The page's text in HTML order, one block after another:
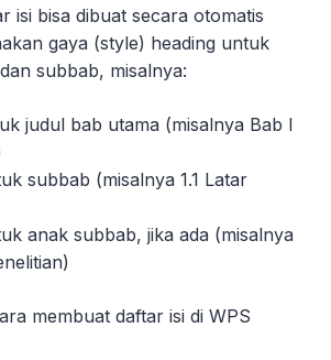
isi bisa dibuat secara otomatis
gaya (style) heading untuk
subbab, misalnya:
judul bab utama (misalnya Bab I
subbab (misalnya 1.1 Latar
anak subbab, jika ada (misalnya
membuat daftar isi di WPS